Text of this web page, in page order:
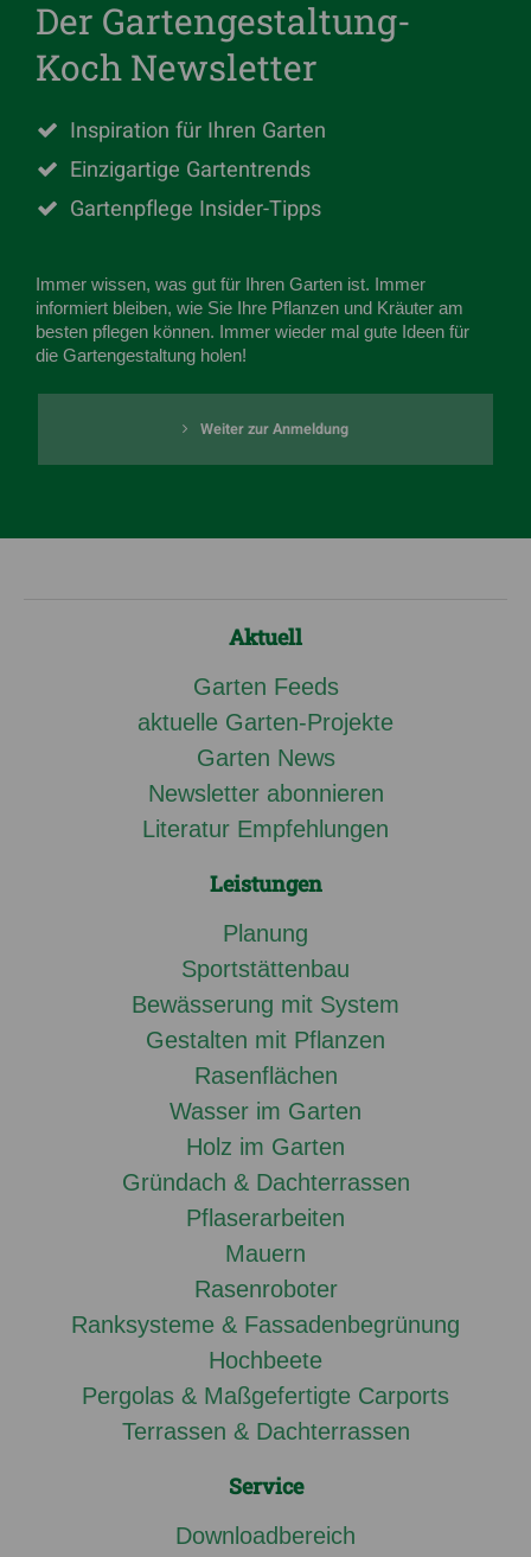
Der Gartengestaltung-
Koch Newsletter
Inspiration für Ihren Garten
Einzigartige Gartentrends
Gartenpflege Insider-Tipps
Immer wissen, was gut für Ihren Garten ist. Immer
informiert bleiben, wie Sie Ihre Pflanzen und Kräuter am
besten pflegen können. Immer wieder mal gute Ideen für
die Gartengestaltung holen!
Weiter zur Anmeldung
Aktuell
Garten Feeds
aktuelle Garten-Projekte
Garten News
Newsletter abonnieren
Literatur Empfehlungen
Leistungen
Planung
Sportstättenbau
Bewässerung mit System
Gestalten mit Pflanzen
Rasenflächen
Wasser im Garten
Holz im Garten
Gründach & Dachterrassen
Pflaserarbeiten
Mauern
Rasenroboter
Ranksysteme & Fassadenbegrünung
Hochbeete
Pergolas & Maßgefertigte Carports
Terrassen & Dachterrassen
Service
Downloadbereich